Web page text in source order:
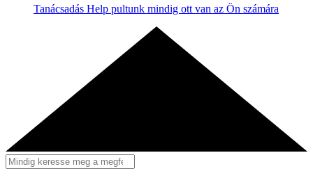
Tanácsadás Help pultunk mindig ott van az Ön számára